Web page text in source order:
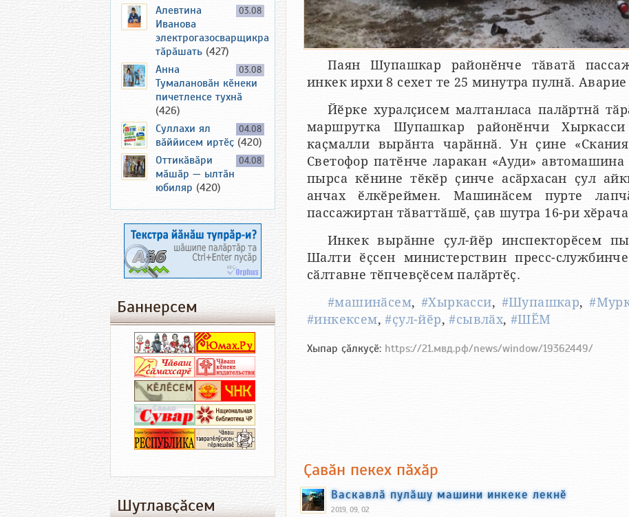
Паян Шупашкар районӗнче тӑватӑ
инкек ирхи 8 сехет те 25 минутра пулнӑ.
Йӗрке хуралҫисем малтанласа палӑртнӑ
маршрутка Шупашкар районӗнчи
каҫмалли вырӑнта чарӑннӑ. Ун ҫине
Светофор патӗнче ларакан «Ауди»
пырса кӗнине тӗкӗр ҫинче асӑрхасан ҫул
анчах ӗлкӗреймен. Машинӑсем пурте
пассажиртан тӑваттӑшӗ, ҫав шутра 16-ри
Инкек вырӑнне ҫул-йӗр инспекторӗсем
Шалти ӗҫсен министерствин пресс-
сӑлтавне тӗпчевҫӗсем палӑртӗҫ.
#машинӑсем, #Хыркасси, #Шупашкар,
#инкексем,#ҫул-йӗр,#сывлӑх,#ШӖМ
Хыпар ҫӑлкуҫӗ: https://21.мвд.рф/news/window/19362449/
Ҫавӑн пекех пӑхӑр
Васкавлӑ пулӑшу машини инкеке лекнӗ
2019, 09, 02
03.08
Алевтина
Иванова
электрогазосварщикра
тӑрӑшать (427)
03.08
Анна
Тумалановӑн кӗнеки
пичетленсе тухнӑ
(426)
04.08
Суллахи ял
вӑййисем иртӗҫ (420)
04.08
Оттикӑвӑри
мӑшӑр — ылтӑн
юбиляр (420)
Баннерсем
Шутлавҫӑсем